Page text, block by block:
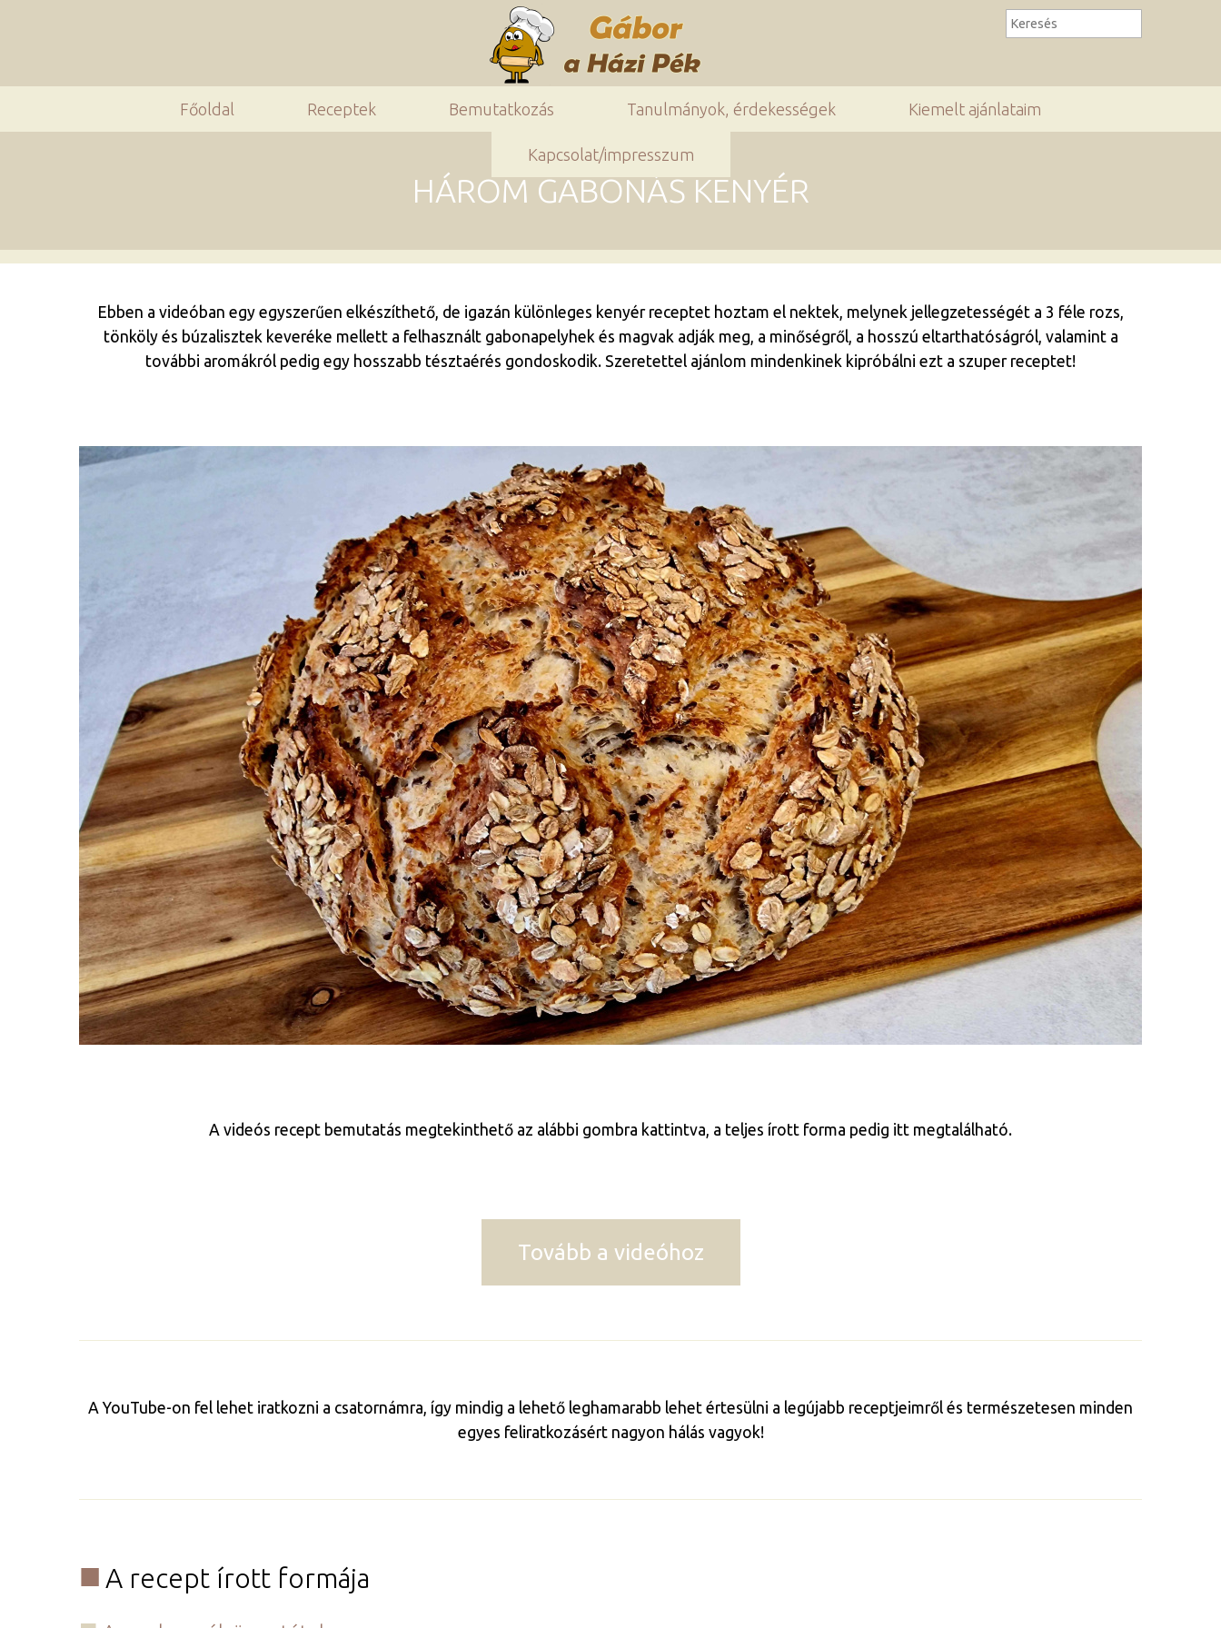
Főoldal Receptek Bemutatkozás Tanulmányok, érdekességek Kiemelt ajánlataim
Kapcsolat/impresszum
HÁROM GABONÁS KENYÉR
Ebben a videóban egy egyszerűen elkészíthető, de igazán különleges kenyér receptet hoztam el nektek, melynek jellegzetességét a 3 féle rozs,
tönköly és búzalisztek keveréke mellett a felhasznált gabonapelyhek és magvak adják meg, a minőségről, a hosszú eltarthatóságról, valamint a
további aromákról pedig egy hosszabb tésztaérés gondoskodik. Szeretettel ajánlom mindenkinek kipróbálni ezt a szuper receptet!
A videós recept bemutatás megtekinthető az alábbi gombra kattintva, a teljes írott forma pedig itt megtalálható.
Tovább a videóhoz
A YouTube-on fel lehet iratkozni a csatornámra, így mindig a lehető leghamarabb lehet értesülni a legújabb receptjeimről és természetesen minden
egyes feliratkozásért nagyon hálás vagyok!
A recept írott formája